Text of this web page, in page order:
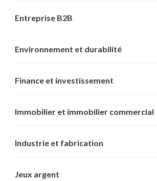
Entreprise B2B
Environnement et durabilité
Finance et investissement
Immobilier et immobilier commercial
Industrie et fabrication
Jeux argent